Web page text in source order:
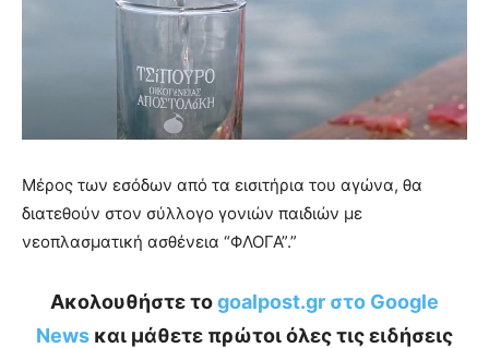
Μέρος των εσόδων από τα εισιτήρια του αγώνα, θα
διατεθούν στον σύλλογο γονιών παιδιών με
νεοπλασματική ασθένεια “ΦΛΟΓΑ”.”
Ακολουθήστε τοgoalpost.gr στο Google
News και μάθετε πρώτοι όλες τις ειδήσεις